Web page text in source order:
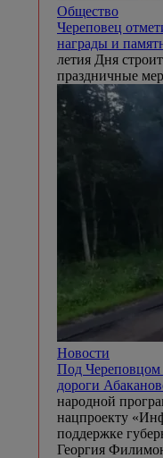
Общество
Череповец
награды и
летия Дня
праздничные
Новости
Под Череповцом
дороги
народной
нацпроекту
поддержке
Георгия